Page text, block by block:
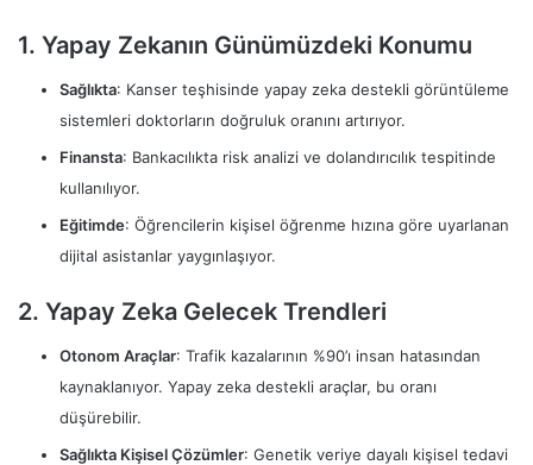
1. Yapay Zekanın Günümüzdeki Konumu
Sağlıkta: Kanser teşhisinde yapay zeka destekli görüntüleme
sistemleri doktorların doğruluk oranını artırıyor.
Finansta: Bankacılıkta risk analizi ve dolandırıcılık tespitinde
kullanılıyor.
Eğitimde: Öğrencilerin kişisel öğrenme hızına göre uyarlanan
dijital asistanlar yaygınlaşıyor.
2. Yapay Zeka Gelecek Trendleri
Otonom Araçlar: Trafik kazalarının %90’ı insan hatasından
kaynaklanıyor. Yapay zeka destekli araçlar, bu oranı
düşürebilir.
Sağlıkta Kişisel Çözümler: Genetik veriye dayalı kişisel tedavi